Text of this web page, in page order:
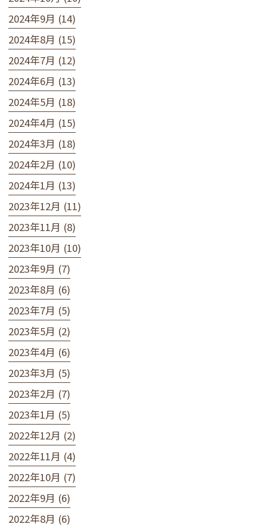
2024年9月 (14)
2024年8月 (15)
2024年7月 (12)
2024年6月 (13)
2024年5月 (18)
2024年4月 (15)
2024年3月 (18)
2024年2月 (10)
2024年1月 (13)
2023年12月 (11)
2023年11月 (8)
2023年10月 (10)
2023年9月 (7)
2023年8月 (6)
2023年7月 (5)
2023年5月 (2)
2023年4月 (6)
2023年3月 (5)
2023年2月 (7)
2023年1月 (5)
2022年12月 (2)
2022年11月 (4)
2022年10月 (7)
2022年9月 (6)
2022年8月 (6)